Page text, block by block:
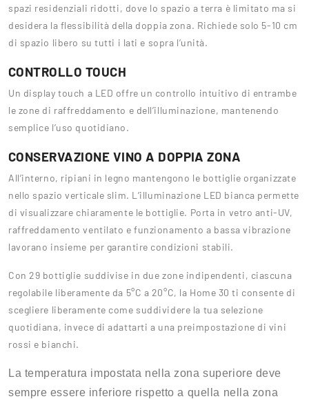
spazi residenziali ridotti, dove lo spazio a terra è limitato ma si
desidera la flessibilità della doppia zona. Richiede solo 5-10 cm
di spazio libero su tutti i lati e sopra l’unità.
CONTROLLO TOUCH
Un display touch a LED offre un controllo intuitivo di entrambe
le zone di raffreddamento e dell’illuminazione, mantenendo
semplice l’uso quotidiano.
CONSERVAZIONE VINO A DOPPIA ZONA
All’interno, ripiani in legno mantengono le bottiglie organizzate
nello spazio verticale slim. L’illuminazione LED bianca permette
di visualizzare chiaramente le bottiglie. Porta in vetro anti-UV,
raffreddamento ventilato e funzionamento a bassa vibrazione
lavorano insieme per garantire condizioni stabili.
Con 29 bottiglie suddivise in due zone indipendenti, ciascuna
regolabile liberamente da 5°C a 20°C, la Home 30 ti consente di
scegliere liberamente come suddividere la tua selezione
quotidiana, invece di adattarti a una preimpostazione di vini
rossi e bianchi.
La temperatura impostata nella zona superiore deve
sempre essere inferiore rispetto a quella nella zona